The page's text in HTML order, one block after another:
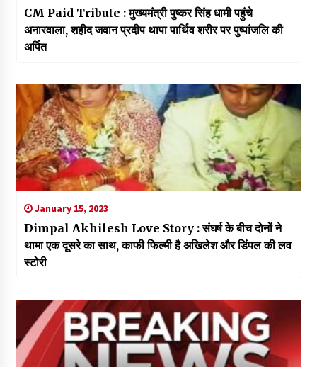
CM Paid Tribute : मुख्यमंत्री पुष्कर सिंह धामी पहुंचे
अनारवाला, शहीद जवान प्रदीप थापा पार्थिव शरीर पर पुष्पांजलि की
अर्पित
January 15, 2023
Dimpal Akhilesh Love Story : संघर्ष के बीच दोनों ने
थामा एक दूसरे का साथ, काफी फिल्मी है अखिलेश और डिंपल की लव
स्टोरी